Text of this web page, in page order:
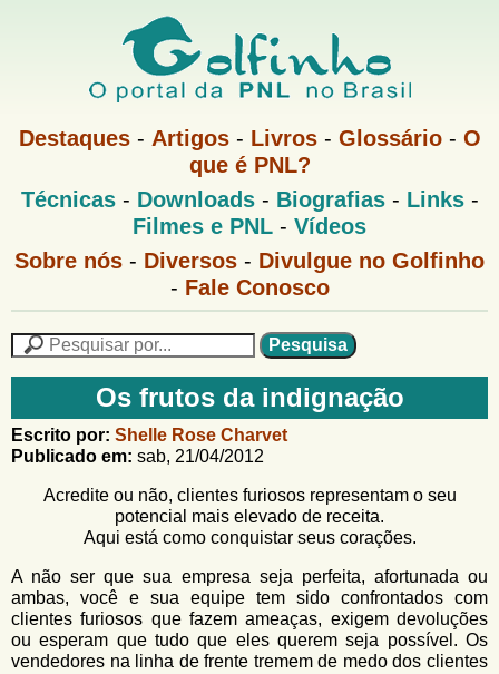
Pular
para
o
principal
G
f
i
n
h
o
M
u
Destaques- Artigos- Livros- Glossário- O
que é PNL?
M
e
P
Técnicas- Downloads- Biografias- Links-
Filmes e PNL - Vídeos
G
n
M
e
Sobre nós - Diversos - Divulgue no Golfinho
- Fale Conosco
F
r
m
á
r
i
e
u
i
o
l
f
i
n
Os frutos da indignação
Escrito por: Shelle Rose Charvet
Publicado em: sab, 21/04/2012
Acredite ou não, clientes furiosos representam o seu
potencial mais elevado de receita.
Aqui está como conquistar seus corações.
A não ser que sua empresa seja perfeita, afortunada ou
ambas, você e sua equipe tem sido confrontados com
clientes furiosos que fazem ameaças, exigem devoluções
ou esperam que tudo que eles querem seja possível. Os
vendedores na linha de frente tremem de medo dos clientes